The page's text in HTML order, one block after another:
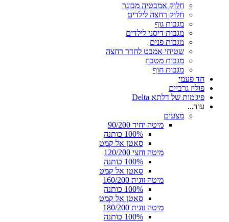
חלוק אמבטיה מבוגר
חלוק רחצה לילדים
מגבות גוף
מגבות דיסני לילדים
מגבות פנים
שטיחי אמבט לחדר רחצה
מגבות מטבח
מגבות חוף
חד פעמי
פוליז גרביים
פיג'מות של דלתא Delta
עוד...
מצעים
מיטה יחיד 90/200
100% כותנה
סאטן אל קמט
מיטה וחצי 120/200
100% כותנה
סאטן אל קמט
מיטה זוגית 160/200
100% כותנה
סאטן אל קמט
מיטה זוגית 180/200
100% כותנה